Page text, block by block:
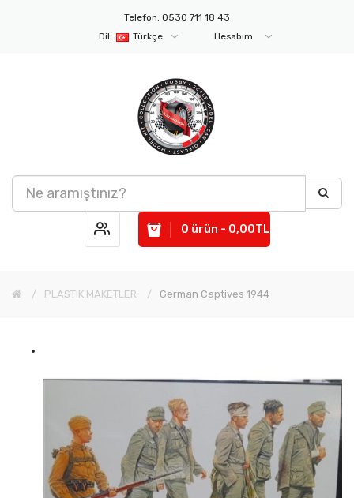
Telefon: 0530 711 18 43
Dil
Türkçe Hesabım
0 ürün - 0,00TL
PLASTIK MAKETLER German Captives 1944